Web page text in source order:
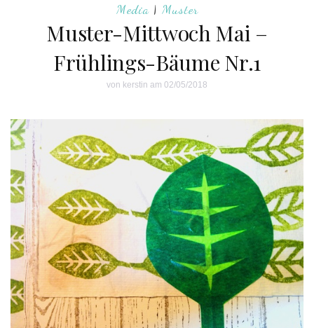
Media| Muster
Muster-Mittwoch Mai –
Frühlings-Bäume Nr.1
von kerstin am 02/05/2018